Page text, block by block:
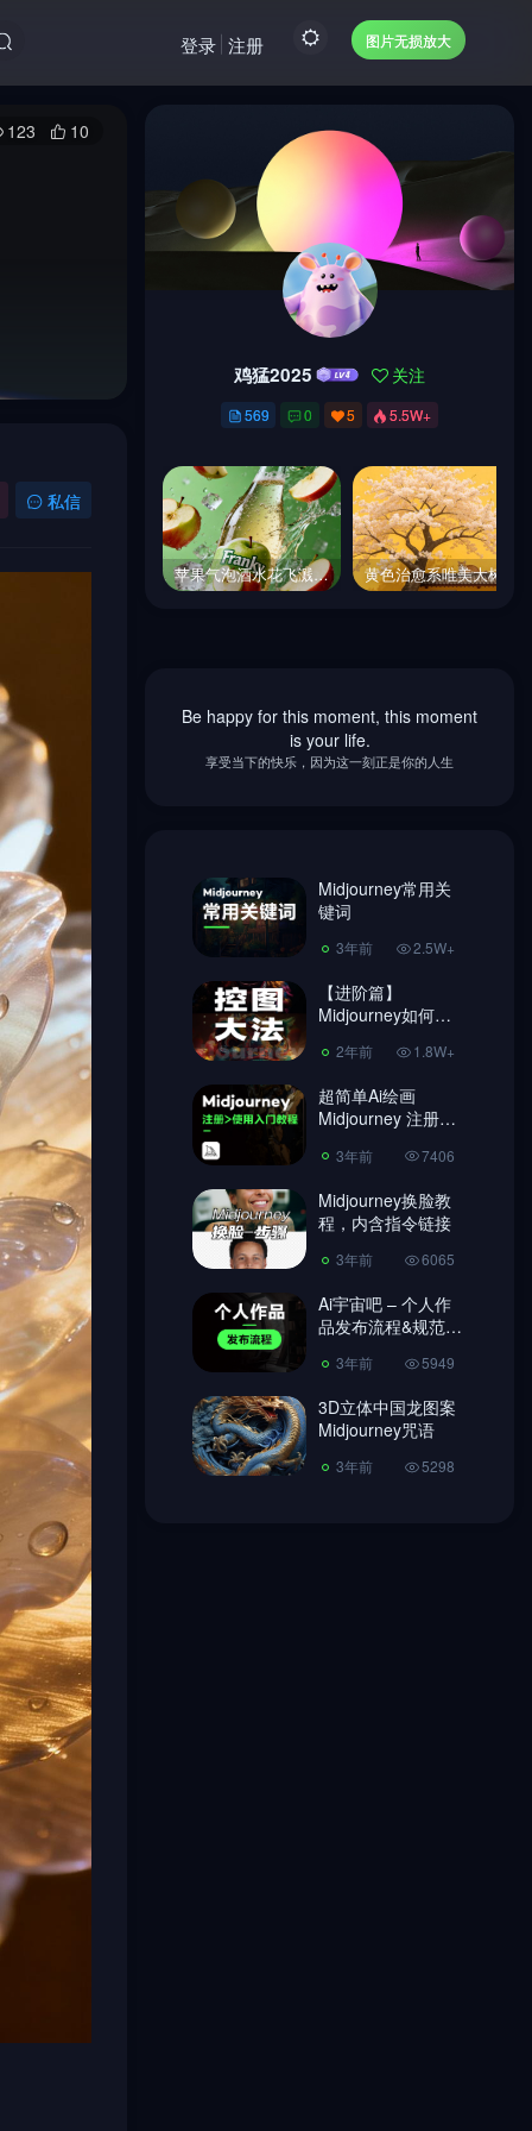
图片无损放大
登录 注册
123 10
私信
鸡猛2025 关注
569 0 5 5.5W+
苹果气泡酒水花飞溅产品广告摄影海报-即梦ai关键词描述咒语
Midjourney常用关
键词
图，做到收放自
如！2年前 1.8W+
超简单Ai绘画
Midjourney 注册教
程、使用教程!
3年前
Midjourney换脸教
程，内含指令链接
3年前
Ai宇宙吧 – 个人作
品发布流程&规范
【必读】
3年前 5949
3D立体中国龙图案
Midjourney咒语
3年前 5298
鸡猛2025 关注
569 0 5 5.5W+
苹果气泡酒水花飞溅产品广告摄影海报-即梦ai关键词描述咒语
Be happy for this moment, this moment
is your life.
享受当下的快乐，因为这一刻正是你的人生
Midjourney常用关
键词
3年前 2.5W+
【进阶篇】
Midjourney如何控
如！2年前 1.8W+
超简单Ai绘画
Midjourney 注册教
3年前 7406
Midjourney换脸教
程，内含指令链接
3年前 6065
Ai宇宙吧 – 个人作
品发布流程&规范
3年前 5949
3D立体中国龙图案
Midjourney咒语
3年前 5298